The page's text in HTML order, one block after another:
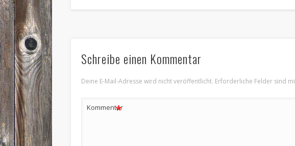
Schreibe einen Kommentar
Deine E-Mail-Adresse wird nicht veröffentlicht. Erforderliche Felder sind
Kommentar
*